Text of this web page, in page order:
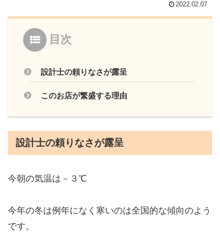
2022.02.07
目次
設計士の頼りなさが露呈
このお店が繁盛する理由
設計士の頼りなさが露呈
今朝の気温は－３℃
今年の冬は例年になく寒いのは全国的な傾向のよう
です。